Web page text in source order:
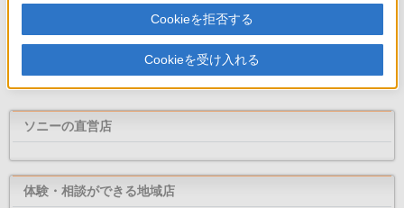
ただけます
ソニーの直営店
体験・相談ができる地域店
Cookieを拒否する
Cookieを受け入れる